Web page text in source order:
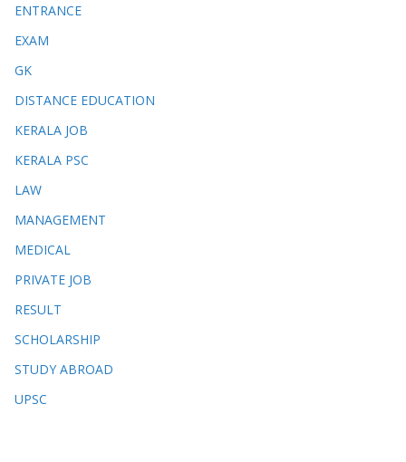
ENTRANCE
EXAM
GK
DISTANCE EDUCATION
KERALA JOB
KERALA PSC
LAW
MANAGEMENT
MEDICAL
PRIVATE JOB
RESULT
SCHOLARSHIP
STUDY ABROAD
UPSC